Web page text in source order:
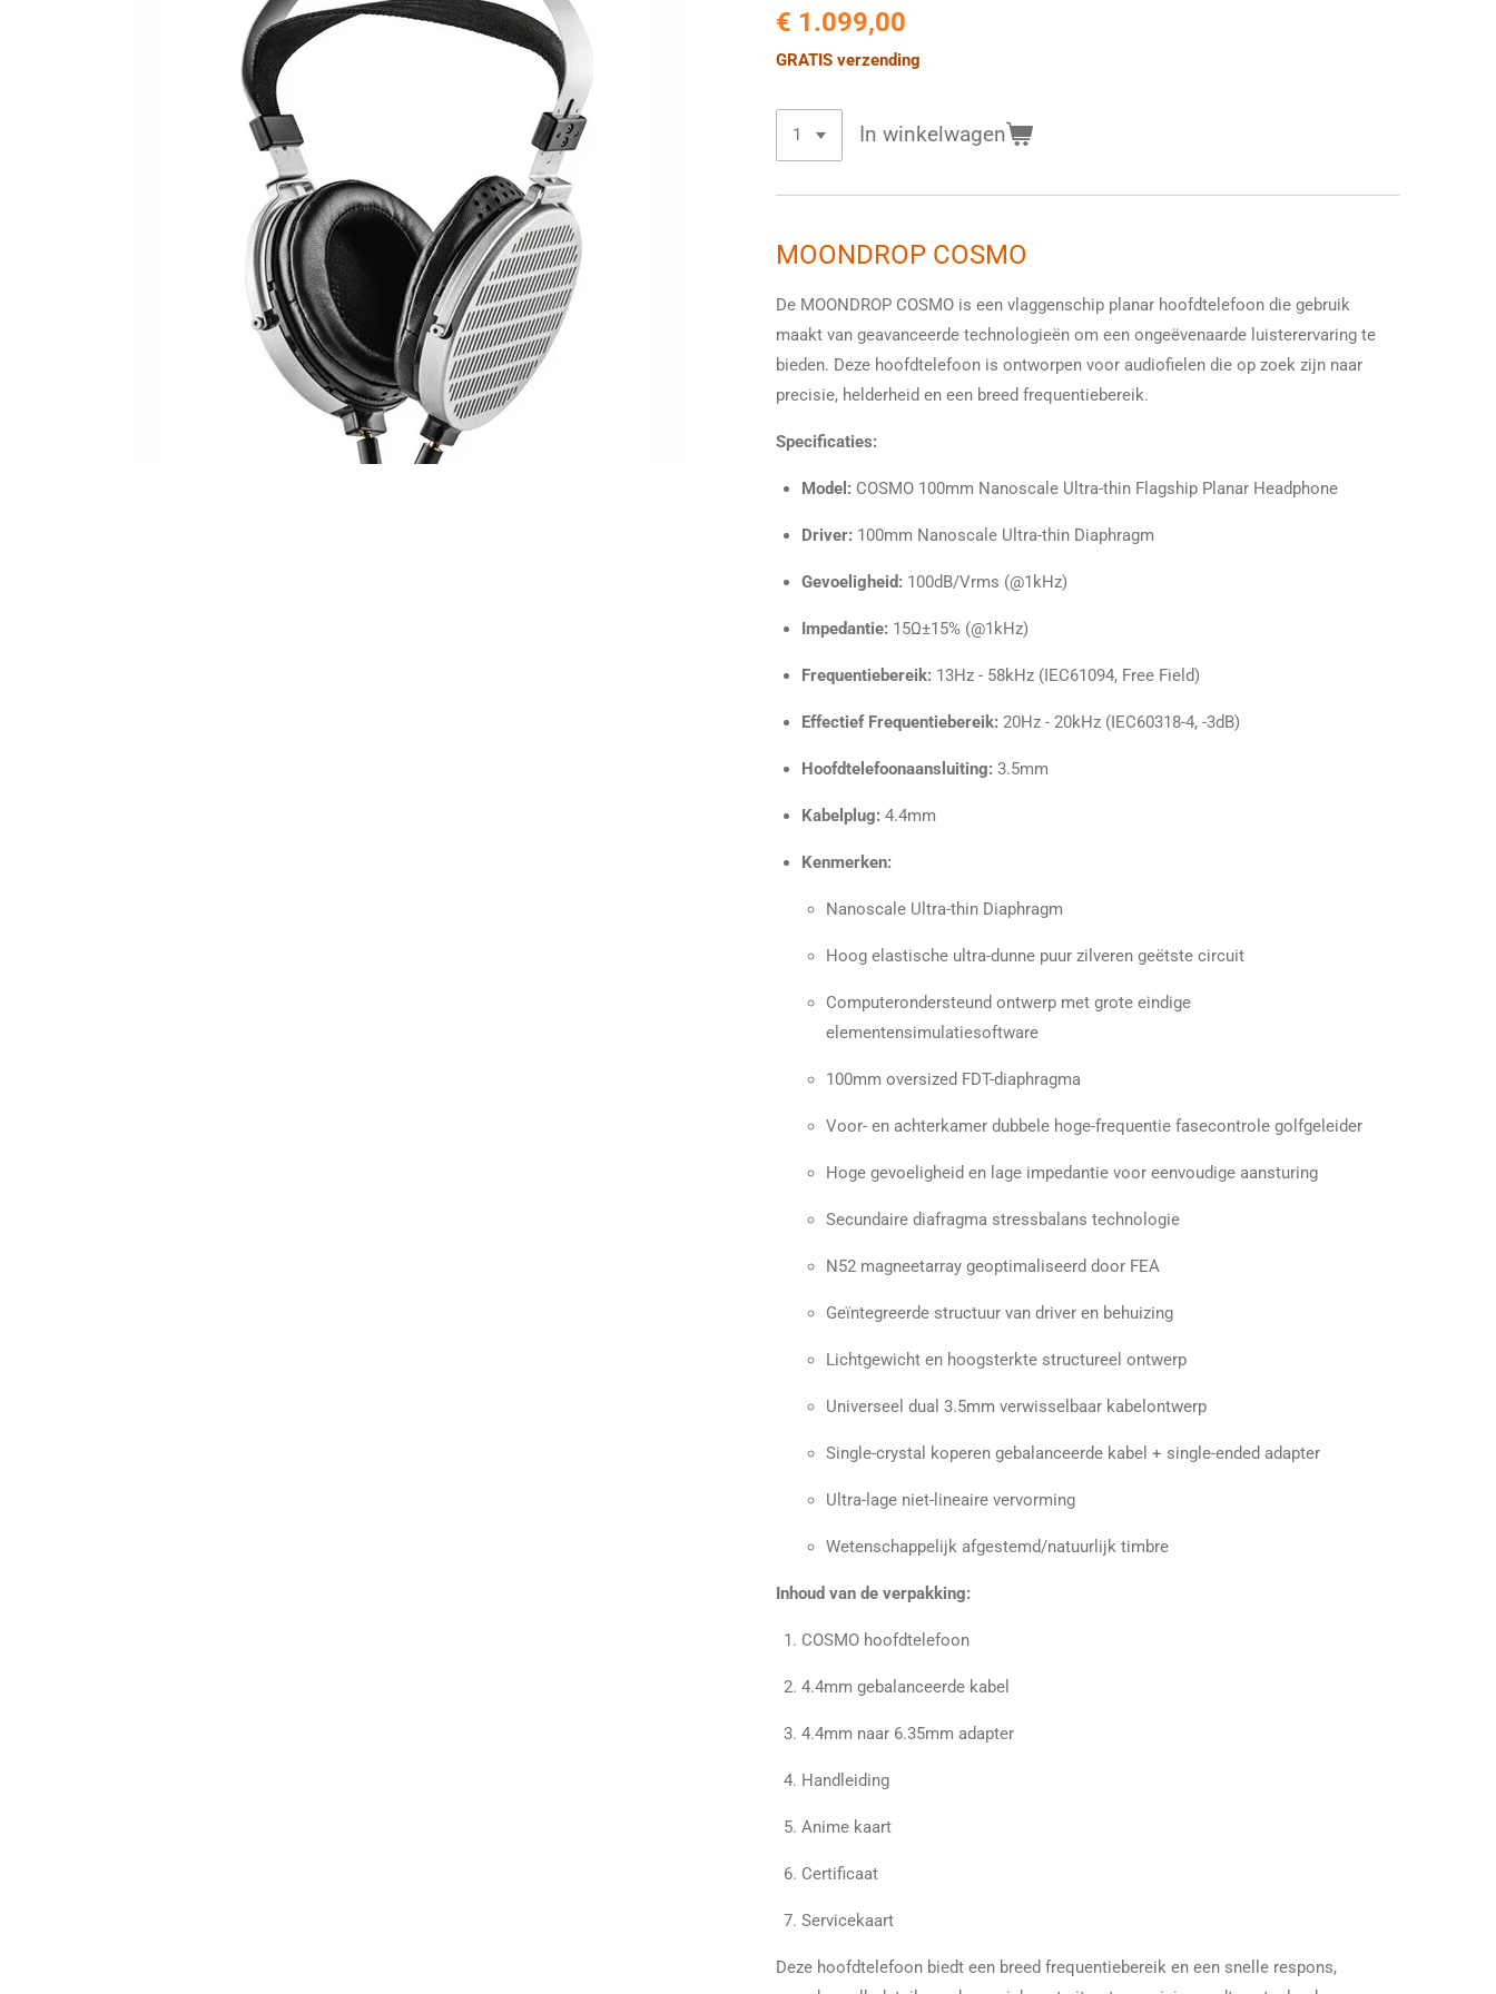
€ 1.099,00
GRATIS verzending
In winkelwagen
MOONDROP COSMO
De MOONDROP COSMO is een vlaggenschip planar hoofdtelefoon die gebruik
maakt van geavanceerde technologieën om een ongeëvenaarde luisterervaring te
bieden. Deze hoofdtelefoon is ontworpen voor audiofielen die op zoek zijn naar
precisie, helderheid en een breed frequentiebereik.
Specificaties:
Model:COSMO 100mm Nanoscale Ultra-thin Flagship Planar Headphone
Driver:100mm Nanoscale Ultra-thin Diaphragm
Gevoeligheid:100dB/Vrms (@1kHz)
Impedantie:15Ω±15% (@1kHz)
Frequentiebereik:13Hz - 58kHz (IEC61094, Free Field)
Effectief Frequentiebereik:20Hz - 20kHz (IEC60318-4, -3dB)
Hoofdtelefoonaansluiting:3.5mm
Kabelplug:4.4mm
Kenmerken:
Nanoscale Ultra-thin Diaphragm
Hoog elastische ultra-dunne puur zilveren geëtste circuit
Computerondersteund ontwerp met grote eindige
elementensimulatiesoftware
100mm oversized FDT-diaphragma
Voor- en achterkamer dubbele hoge-frequentie fasecontrole golfgeleider
Hoge gevoeligheid en lage impedantie voor eenvoudige aansturing
Secundaire diafragma stressbalans technologie
N52 magneetarray geoptimaliseerd door FEA
Geïntegreerde structuur van driver en behuizing
Lichtgewicht en hoogsterkte structureel ontwerp
Universeel dual 3.5mm verwisselbaar kabelontwerp
Single-crystal koperen gebalanceerde kabel + single-ended adapter
Ultra-lage niet-lineaire vervorming
Wetenschappelijk afgestemd/natuurlijk timbre
Inhoud van de verpakking:
COSMO hoofdtelefoon
4.4mm gebalanceerde kabel
4.4mm naar 6.35mm adapter
Handleiding
Anime kaart
Certificaat
Servicekaart
Deze hoofdtelefoon biedt een breed frequentiebereik en een snelle respons,